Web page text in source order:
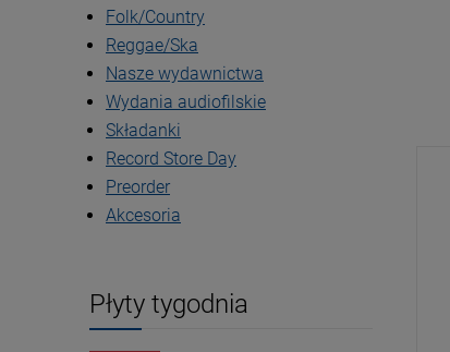
Folk/Country
Reggae/Ska
Nasze wydawnictwa
Wydania audiofilskie
Składanki
Record Store Day
Preorder
Akcesoria
Płyty tygodnia